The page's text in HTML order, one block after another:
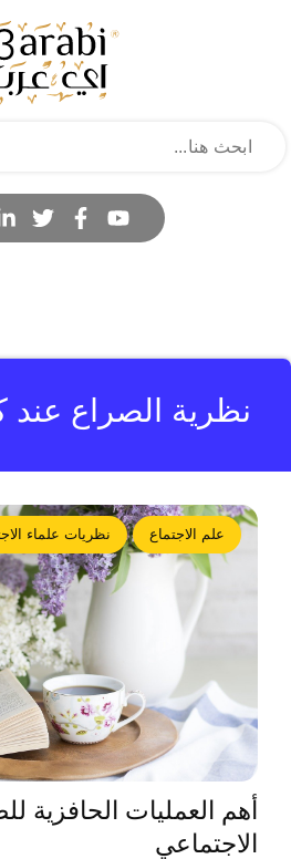
نظرية الصراع
علم الاجتماع نظريات علماء
أهم العمليات الحافزية
الاجتماعي